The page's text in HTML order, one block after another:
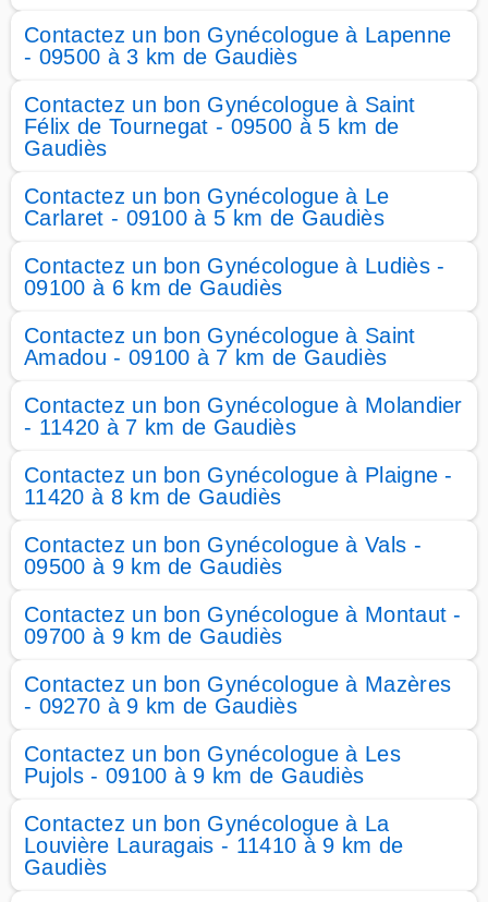
Contactez un bon Gynécologue à Lapenne
- 09500 à 3 km de Gaudiès
Contactez un bon Gynécologue à Saint
Félix de Tournegat - 09500 à 5 km de
Gaudiès
Contactez un bon Gynécologue à Le
Carlaret - 09100 à 5 km de Gaudiès
Contactez un bon Gynécologue à Ludiès -
09100 à 6 km de Gaudiès
Contactez un bon Gynécologue à Saint
Amadou - 09100 à 7 km de Gaudiès
Contactez un bon Gynécologue à Molandier
- 11420 à 7 km de Gaudiès
Contactez un bon Gynécologue à Plaigne -
11420 à 8 km de Gaudiès
Contactez un bon Gynécologue à Vals -
09500 à 9 km de Gaudiès
Contactez un bon Gynécologue à Montaut -
09700 à 9 km de Gaudiès
Contactez un bon Gynécologue à Mazères
- 09270 à 9 km de Gaudiès
Contactez un bon Gynécologue à Les
Pujols - 09100 à 9 km de Gaudiès
Contactez un bon Gynécologue à La
Louvière Lauragais - 11410 à 9 km de
Gaudiès